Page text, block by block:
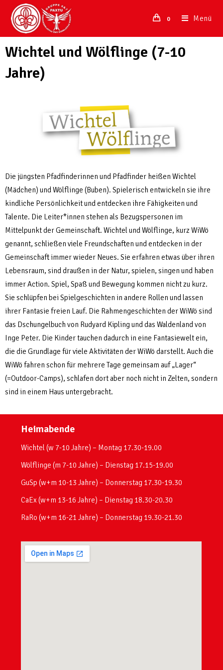
0 Menü
Wichtel und Wölflinge (7-10
Jahre)
Die jüngsten Pfadfinderinnen und Pfadfinder heißen Wichtel
(Mädchen) und Wölflinge (Buben). Spielerisch entwickeln sie ihre
kindliche Persönlichkeit und entdecken ihre Fähigkeiten und
Talente. Die Leiter*innen stehen als Bezugspersonen im
Mittelpunkt der Gemeinschaft. Wichtel und Wölflinge, kurz WiWö
genannt, schließen viele Freundschaften und entdecken in der
Gemeinschaft immer wieder Neues. Sie erfahren etwas über ihren
Lebensraum, sind draußen in der Natur, spielen, singen und haben
immer Action. Spiel, Spaß und Bewegung kommen nicht zu kurz.
Sie schlüpfen bei Spielgeschichten in andere Rollen und lassen
ihrer Fantasie freien Lauf. Die Rahmengeschichten der WiWö sind
das Dschungelbuch von Rudyard Kipling und das Waldenland von
Inge Peter. Die Kinder tauchen dadurch in eine Fantasiewelt ein,
die die Grundlage für viele Aktivitäten der WiWö darstellt. Auch die
WiWö fahren schon für mehrere Tage gemeinsam auf „Lager“
(=Outdoor-Camps), schlafen dort aber noch nicht in Zelten, sondern
sind in einem Haus untergebracht.
Heimabende
Wichtel (w 7-10 Jahre) – Montag 17.30-19.00
Wölflinge (m 7-10 Jahre) – Dienstag 17.15-19.00
GuSp (w+m 10-13 Jahre) – Donnerstag 17.30-19.30
CaEx (w+m 13-16 Jahre) – Dienstag 18.30-20.30
RaRo (w+m 16-21 Jahre) – Donnerstag 19.30-21.30